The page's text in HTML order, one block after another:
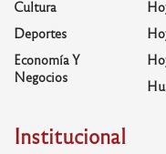
Cultura
Deportes
Economía Y
Negocios
Institucional